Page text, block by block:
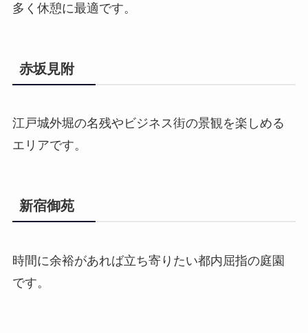
多く休憩に最適です。
赤坂見附
江戸城外堀の名残やビジネス街の景観を楽しめる
エリアです。
新宿御苑
時間に余裕があれば立ち寄りたい都内屈指の庭園
です。